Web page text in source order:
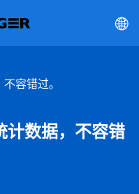
容错过。
计数据，不容错